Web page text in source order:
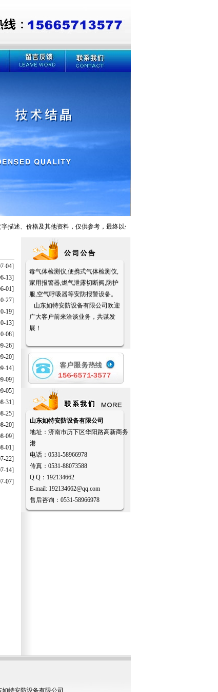
、价格及其他资料，仅供参考，最终以公司官网及公司人员电话沟通为准，
04]
13]
01]
27]
19]
13]
08]
26]
20]
14]
09]
05]
31]
25]
20]
09]
01]
22]
14]
07]
山东如特安防设备有限公司,销售
各型号可燃气体探测器、报警器,有
毒气体检测仪,便携式气体检测仪,
家用报警器,燃气泄露切断阀,防护
服,空气呼吸器等安防报警设备。
山东如特安防设备有限公司欢迎
广大客户前来洽谈业务，共谋发
展！
山东如特安防设备有限公司
地址：济南市历下区华阳路高新商务
港
电话：0531-58966978
传真：0531-88073588
Q Q：192134662
E-mail: 192134662@qq.com
售后咨询：0531-58966978
特安防设备有限公司